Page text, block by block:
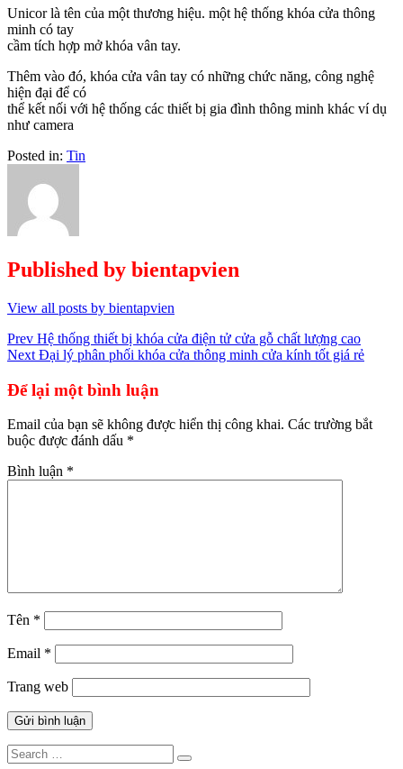
Unicor là tên của một thương hiệu. một hệ thống khóa cửa thông
minh có tay
cầm tích hợp mở khóa vân tay.
Thêm vào đó, khóa cửa vân tay có những chức năng, công nghệ
hiện đại để có
thể kết nối với hệ thống các thiết bị gia đình thông minh khác ví dụ
như camera
Posted in: Tin
Published by bientapvien
View all posts by bientapvien
Điều
hướng
bài
viết
Prev Hệ thống thiết bị khóa cửa điện tử cửa gỗ chất lượng cao
Next Đại lý phân phối khóa cửa thông minh cửa kính tốt giá rẻ
Để lại một bình luận
Email của bạn sẽ không được hiển thị công khai. Các trường bắt
buộc được đánh dấu *
Bình luận *
Tên *
Email *
Trang web
Search
Search